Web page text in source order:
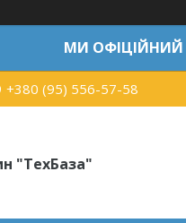
МИ ОФІЦІЙНИЙ
+380 (95) 556-57-58
"ТехБаза"